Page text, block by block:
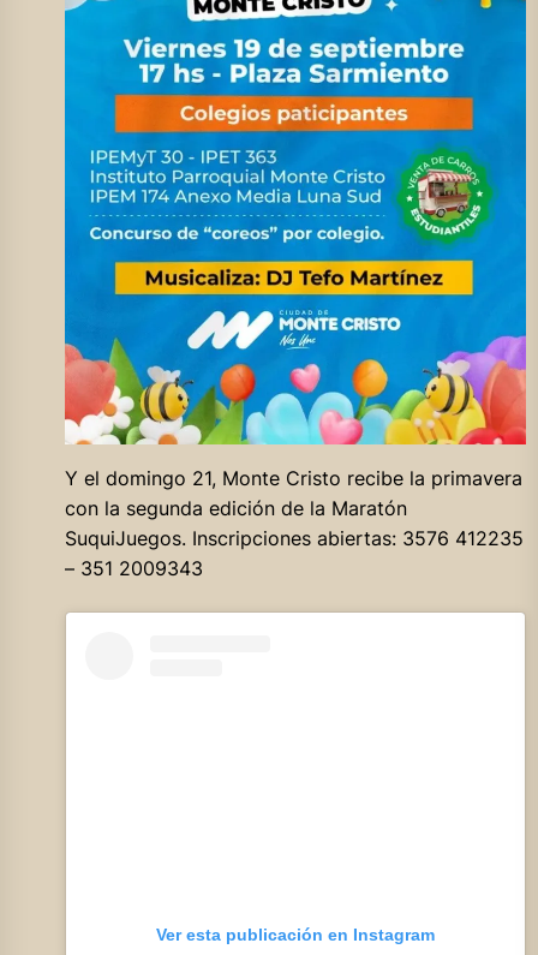
Y el domingo 21, Monte Cristo recibe la primavera
con la segunda edición de la Maratón
SuquiJuegos. Inscripciones abiertas: 3576 412235
– 351 2009343
Ver esta publicación en Instagram